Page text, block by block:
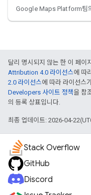
Google Maps Platform팀
달리 명시되지 않는 한 이 페이
Attribution 4.0 라이선스에 따
2.0 라이선스에 따라 라이선스
Developers 사이트 정책을 참
의 등록 상표입니다.
최종 업데이트: 2026-04-
Stack Overflow
GitHub
Discord